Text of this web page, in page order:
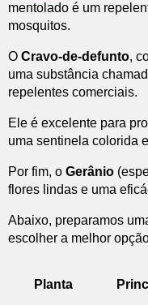
mentolado é um
mosquitos.
O Cravo-de-defunto,
uma substância
repelentes comerciais.
Ele é excelente para
uma sentinela colorida
Por fim, o Gerânio
flores lindas e uma
Abaixo, preparamos
escolher a melhor
Planta